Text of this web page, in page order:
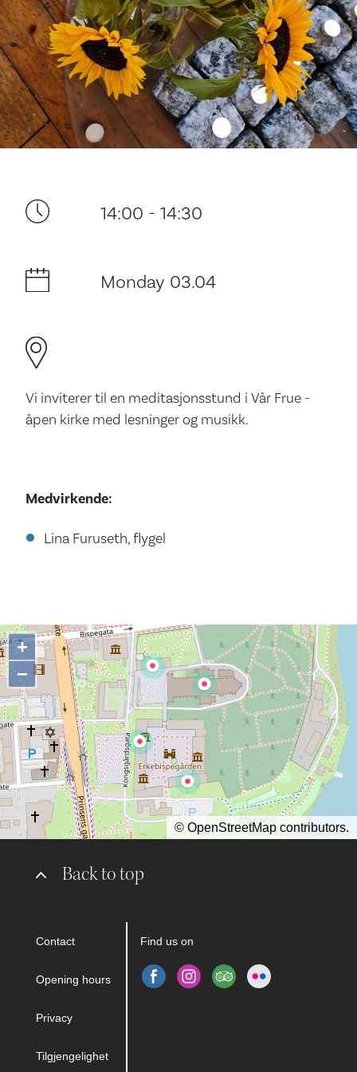
Your visit
The music in the Cathedral
History and architecture
14:00 - 14:30
Monday 03.04
Vi inviterer til en meditasjonsstund i Vår Frue -
åpen kirke med lesninger og musikk.
Medvirkende:
Lina Furuseth, flygel
Back to top
Contact
Opening hours
Privacy
Tilgjengelighet
Find us on
+
−
© OpenStreetMap contributors.